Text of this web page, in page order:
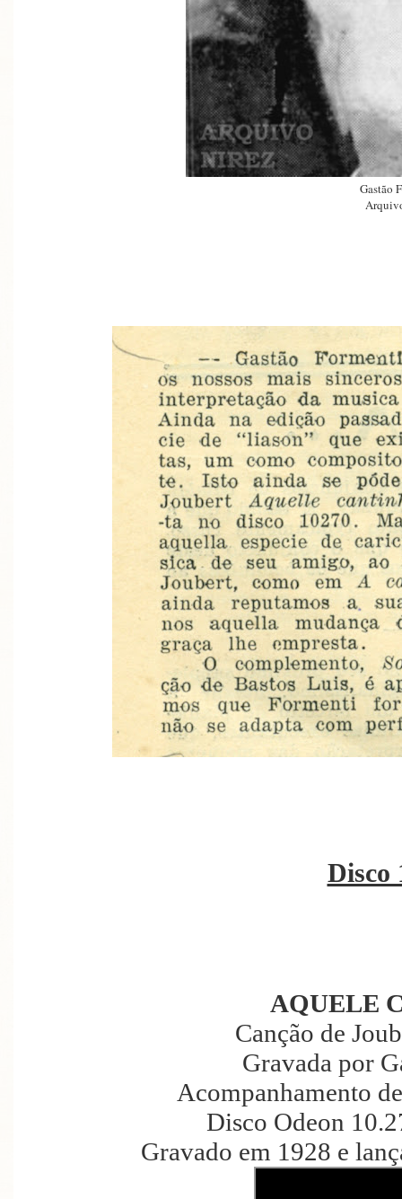
Gastão
Disco
AQUELE
Canção de
Gravada por
Acompanhamento
Disco Odeon
Gravado em 1928 e